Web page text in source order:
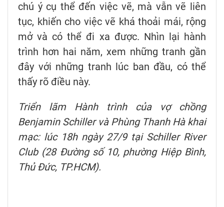
chú ý cụ thể đến việc vẽ, mà vẫn vẽ liên
tục, khiến cho việc vẽ khá thoải mái, rộng
mở và có thể đi xa được. Nhìn lại hành
trình hơn hai năm, xem những tranh gần
đây với những tranh lúc ban đầu, có thể
thấy rõ điều này.
Triển lãm Hành trình của vợ chồng
Benjamin Schiller và Phùng Thanh Hà khai
mạc: lúc 18h ngày 27/9 tại Schiller River
Club (28 Đường số 10, phường Hiệp Bình,
Thủ Đức, TP.HCM).